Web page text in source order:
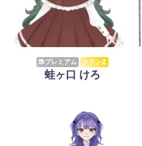
準プレミアム クランZ
蛙ヶ口 けろ